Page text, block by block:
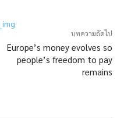
บทความถัดไป
Europe’s money evolves so
people’s freedom to pay
remains